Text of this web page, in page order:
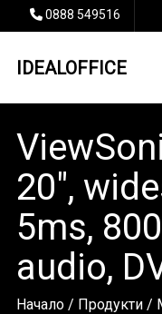
0888 549516
IDEALOFFICE
20",
5ms,
audio,
Начало/ Продукти/